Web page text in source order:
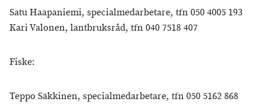
Satu Haapaniemi, specialmedarbetare, tfn 050 4005 193
Kari Valonen, lantbruksråd, tfn 040 7518 407
Fiske:
Teppo Säkkinen, specialmedarbetare, tfn 050 5162 868